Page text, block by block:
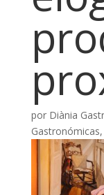
por Diània
Gastronómicas,